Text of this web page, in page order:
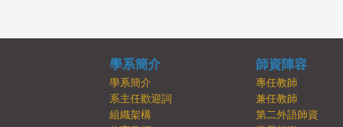
學系簡介
學系簡介
系主任歡迎詞
組織架構
師資陣容
專任教師
兼任教師
第二外語師資